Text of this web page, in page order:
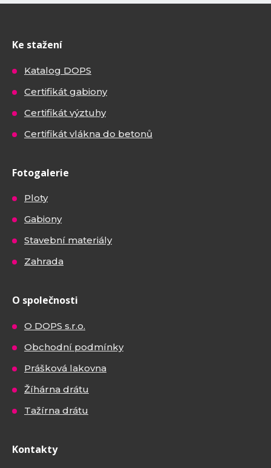
Ke stažení
Katalog DOPS
Certifikát gabiony
Certifikát výztuhy
Certifikát vlákna do betonů
Fotogalerie
Ploty
Gabiony
Stavební materiály
Zahrada
O společnosti
O DOPS s.r.o.
Obchodní podmínky
Prášková lakovna
Žíhárna drátu
Tažírna drátu
Kontakty